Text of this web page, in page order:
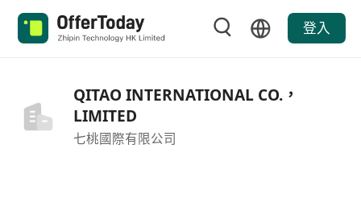
登入
QITAO INTERNATIONAL CO.，
LIMITED
七桃國際有限公司